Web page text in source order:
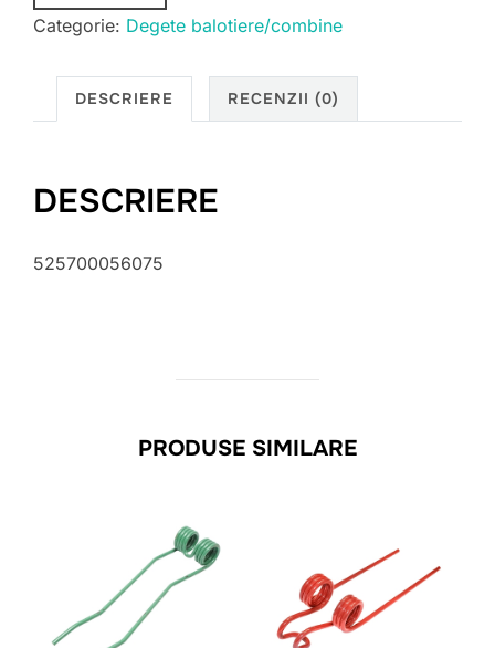
Categorie: Degete balotiere/combine
DESCRIERE RECENZII (0)
DESCRIERE
525700056075
PRODUSE SIMILARE